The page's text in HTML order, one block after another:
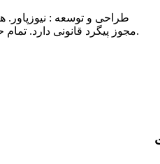
مجوز پیگرد قانونی دارد. تمام حقوق برای نیوزپاور محفوظ است.